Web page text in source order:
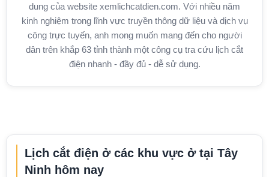
dung của website xemlichcatdien.com. Với nhiều năm
kinh nghiệm trong lĩnh vực truyền thông dữ liệu và dịch vụ
công trực tuyến, anh mong muốn mang đến cho người
dân trên khắp 63 tỉnh thành một công cụ tra cứu lịch cắt
điện nhanh - đầy đủ - dễ sử dụng.
Lịch cắt điện ở các khu vực ở tại Tây
Ninh hôm nay